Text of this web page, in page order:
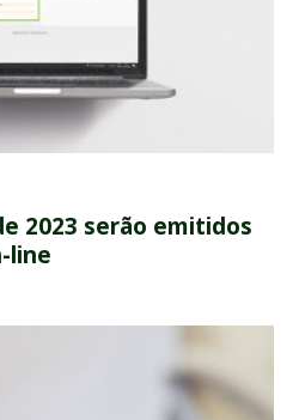
2023 serão emitidos
line